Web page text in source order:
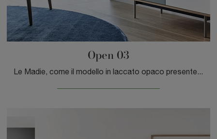
Open 03
Le Madie, come il modello in laccato opaco presente in foto, sono in grado di impreziosire i locali interni grazie alla qualità di rivestimenti e ...